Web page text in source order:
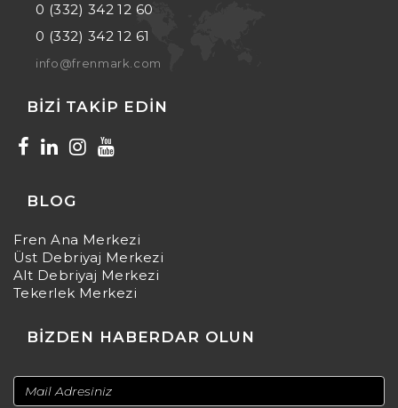
0 (332) 342 12 60
0 (332) 342 12 61
info@frenmark.com
BIZI TAKIP EDIN
BLOG
Fren Ana Merkezi
Üst Debriyaj Merkezi
Alt Debriyaj Merkezi
Tekerlek Merkezi
BİZDEN HABERDAR OLUN